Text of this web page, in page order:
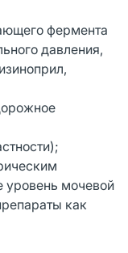
фермента
давления,
мочевой
как